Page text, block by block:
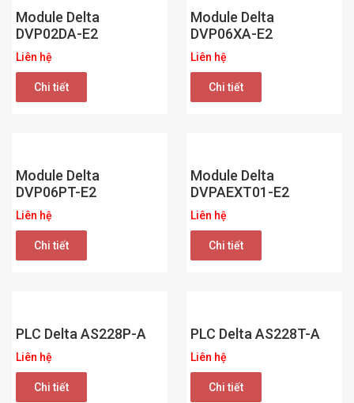
Module Delta
DVP02DA-E2
Liên hệ
Chi tiết
Module Delta
DVP06XA-E2
Liên hệ
Chi tiết
Module Delta
DVP06PT-E2
Liên hệ
Chi tiết
Module Delta
DVPAEXT01-E2
Liên hệ
Chi tiết
PLC Delta AS228P-A
Liên hệ
Chi tiết
PLC Delta AS228T-A
Liên hệ
Chi tiết